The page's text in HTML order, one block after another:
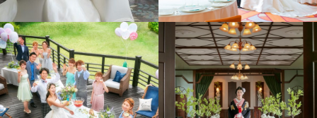
ウエディング施設撮影・
モデル撮影
ウエディングモデル撮影